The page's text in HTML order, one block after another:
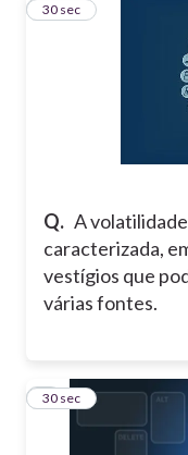
Q. A
caracterizada,
vestígios que
várias fontes.
8
30 sec
9
30 sec